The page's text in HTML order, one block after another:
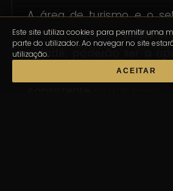
A área de turismo e o
por estarem empleno
cidade, poderão ser a
para quem procura
Este site utiliza cookies para permitir uma
parte do utilizador. Ao navegar no site
utilização.
ACEITAR